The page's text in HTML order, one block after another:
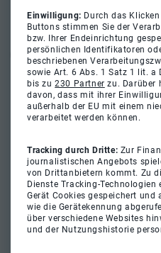
Einwilligung: Durch das
Buttons stimmen Sie der
bzw. Ihrer Endeinrichtung
persönlichen Identifikatoren
beschriebenen
sowie Art. 6 Abs. 1 Satz 1 lit. a
bis zu230 Partner zu. Darüber
davon, dass mit ihrer
außerhalb der EU mit einem
verarbeitet werden können.
Tracking durch Dritte: Zur
journalistischen Angebots
von Drittanbietern kommt. Zu
Dienste Tracking-
Gerät Cookies gespeichert
wie die Gerätekennung
über verschiedene Websites
und der Nutzungshistorie